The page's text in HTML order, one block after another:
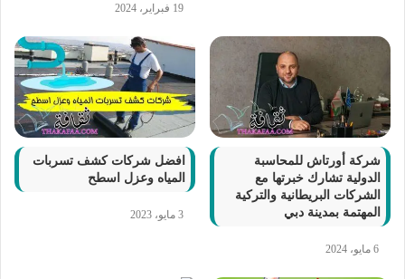
19 فبراير، 2024
شركة أورتاش للمحاسبة
الدولية تشارك خبرتها مع
الشركات البريطانية والتركية
المهتمة بمدينة دبي
6 مايو، 2024
افضل شركات كشف تسربات
المياه وعزل اسطح
3 مايو، 2023